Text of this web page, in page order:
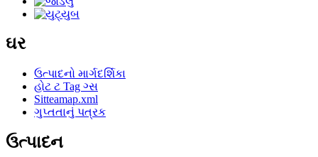
ઘર
ઉત્પાદનો માર્ગદર્શિકા
હોટ ટ Tag ગ્સ
Sitteamap.xml
ગુપ્તતાનું પત્રક
ઉત્પાદન